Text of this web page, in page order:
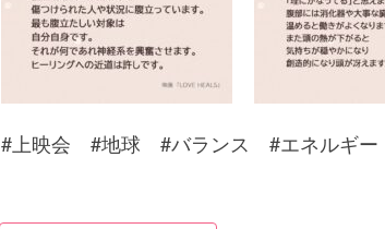
#上映会 #地球 #バランス #エネルギー